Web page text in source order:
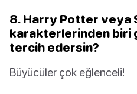
8. Harry Potter veya
karakterlerinden biri
tercih edersin?
Büyücüler çok eğlenceli!